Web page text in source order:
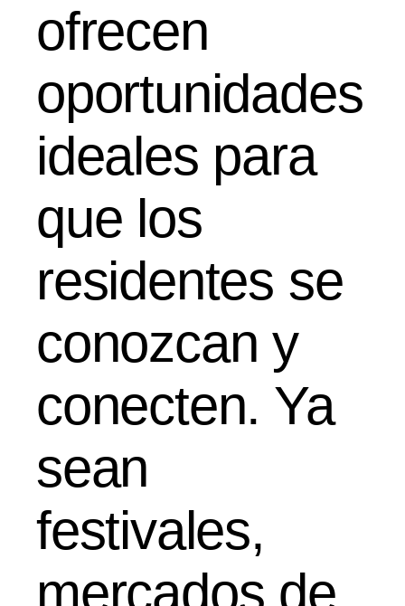
ofrecen
oportunidades
ideales para
que los
residentes se
conozcan y
conecten. Ya
sean
festivales,
mercados de